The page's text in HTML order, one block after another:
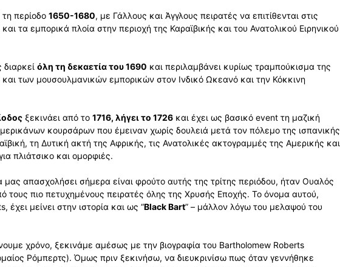
περίοδο 1650-1680, με Γάλλους και Άγγλους πειρατές να επιτίθενται στις
και τα εμπορικά πλοία στην περιοχή της Καραϊβικής και του Ανατολικού Ειρηνικού
όλη τη δεκαετία του 1690 και περιλαμβάνει κυρίως τραμπούκισμα της
των μουσουλμανικών εμπορικών στον Ινδικό Ωκεανό και την Κόκκινη
ξεκινάει από το 1716, λήγει το 1726 και έχει ως βασικό event τη μαζική
κουρσάρων που έμειναν χωρίς δουλειά μετά τον πόλεμο της ισπανικής
τη Δυτική ακτή της Αφρικής, τις Ανατολικές ακτογραμμές της Αμερικής και
πλιάτσικο και ομορφιές.
απασχολήσει σήμερα είναι φρούτο αυτής της τρίτης περιόδου, ήταν Ουαλός
τους πιο πετυχημένους πειρατές όλης της Χρυσής Εποχής. Το όνομα αυτού,
έχει μείνει στην ιστορία και ως “Black Bart” – μάλλον λόγω του μελαψού του
χρόνο, ξεκινάμε αμέσως με την βιογραφία του Bartholomew Roberts
Ρόμπερτς). Όμως πριν ξεκινήσω, να διευκρινίσω πως όταν γεννήθηκε